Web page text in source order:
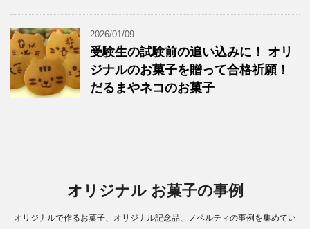
2026/01/09
受験生の試験前の追い込みに！ オリ
ジナルのお菓子を贈って合格祈願！
だるまやネコのお菓子
オリジナル お菓子の事例
オリジナルで作るお菓子、オリジナル記念品、ノベルティの事例を集めてい